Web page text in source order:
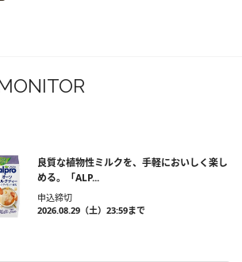
良質な植物性ミルクを、手軽においしく楽し
める。「ALP...
申込締切
2026.08.29（土）23:59まで